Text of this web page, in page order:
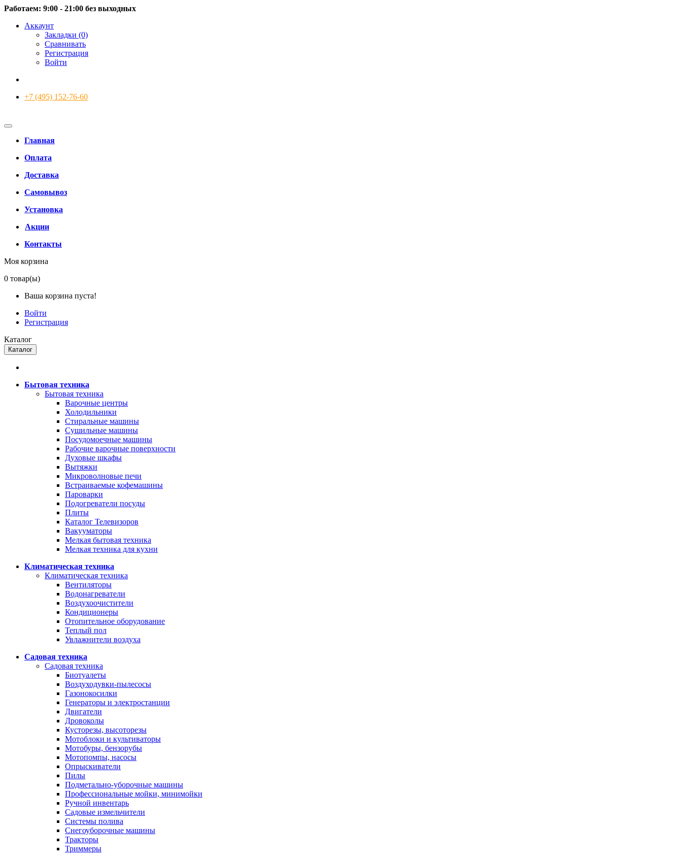
Работаем: 9:00 - 21:00 без выходных
Аккаунт
Закладки (0)
Сравнивать
Регистрация
Войти
+7 (495) 152-76-60
Главная
Оплата
Доставка
Самовывоз
Установка
Акции
Контакты
Моя корзина
0 товар(ы)
Ваша корзина пуста!
Войти
Регистрация
Каталог
Каталог
Бытовая техника
Бытовая техника
Варочные центры
Холодильники
Стиральные машины
Сушильные машины
Посудомоечные машины
Рабочие варочные поверхности
Духовые шкафы
Вытяжки
Микроволновые печи
Встраиваемые кофемашины
Пароварки
Подогреватели посуды
Плиты
Каталог Телевизоров
Вакууматоры
Мелкая бытовая техника
Мелкая техника для кухни
Климатическая техника
Климатическая техника
Вентиляторы
Водонагреватели
Воздухоочистители
Кондиционеры
Отопительное оборудование
Теплый пол
Увлажнители воздуха
Садовая техника
Садовая техника
Биотуалеты
Воздуходувки-пылесосы
Газонокосилки
Генераторы и электростанции
Двигатели
Дровоколы
Кусторезы, высоторезы
Мотоблоки и культиваторы
Мотобуры, бензорубы
Мотопомпы, насосы
Опрыскиватели
Пилы
Подметально-уборочные машины
Профессиональные мойки, минимойки
Ручной инвентарь
Садовые измельчители
Системы полива
Снегоуборочные машины
Тракторы
Триммеры